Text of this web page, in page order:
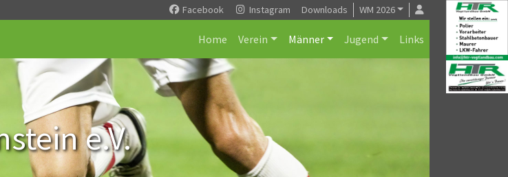
Facebook Instagram Downloads WM 2026
Home Verein Männer Jugend Links
e.V.